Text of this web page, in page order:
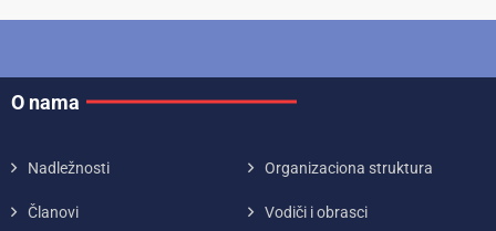
O nama
Nadležnosti Organizaciona struktura
Članovi Vodiči i obrasci